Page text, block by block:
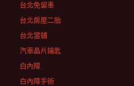
台北免留車
台北房屋二胎
台北當鋪
汽車晶片鑰匙
白內障
白內障手術